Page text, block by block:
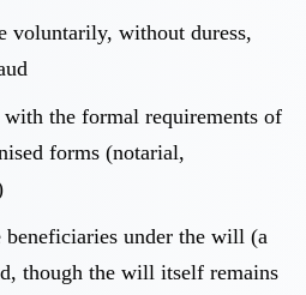
voluntarily, without duress,
the formal requirements of
forms (notarial,
beneficiaries under the will (a
though the will itself remains